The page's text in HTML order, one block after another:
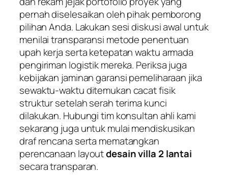
pernah diselesaikan oleh pihak pemborong
pilihan Anda. Lakukan sesi diskusi awal untuk
menilai transparansi metode penentuan
upah kerja serta ketepatan waktu armada
pengiriman logistik mereka. Periksa juga
kebijakan jaminan garansi pemeliharaan jika
sewaktu-waktu ditemukan cacat fisik
struktur setelah serah terima kunci
dilakukan. Hubungi tim konsultan ahli kami
sekarang juga untuk mulai mendiskusikan
draf rencana serta mematangkan
perencanaan layoutdesain villa 2 lantai
secara transparan.